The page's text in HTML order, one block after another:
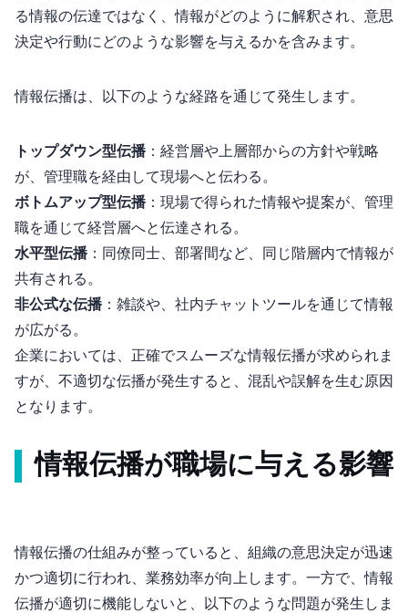
る情報の伝達ではなく、情報がどのように解釈され、意思
決定や行動にどのような影響を与えるかを含みます。
情報伝播は、以下のような経路を通じて発生します。
トップダウン型伝播 ：経営層や上層部からの方針や戦略
が、管理職を経由して現場へと伝わる。
ボトムアップ型伝播 ：現場で得られた情報や提案が、管理
職を通じて経営層へと伝達される。
水平型伝播 ：同僚同士、部署間など、同じ階層内で情報が
共有される。
非公式な伝播 ：雑談やSNS、社内チャットツールを通じて情報
が広がる。
企業においては、正確でスムーズな情報伝播が求められま
すが、不適切な伝播が発生すると、混乱や誤解を生む原因
となります。
情報伝播が職場に与える影響
情報伝播の仕組みが整っていると、組織の意思決定が迅速
かつ適切に行われ、業務効率が向上します。一方で、情報
伝播が適切に機能しないと、以下のような問題が発生しま